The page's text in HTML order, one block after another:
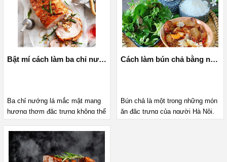
cũng bị “nghiện”. Hãy cùng vào
bếp với Mediamart để học cách
làm món trứng gà nướng bằng
nồi chiên không dầu sau đây:
món gà nướng mật ong. Bài viết
dưới đây của MediaMart sẽ
hướng dẫn bạn cách làm gà
nướng mật ong bằng nồi chiên
không dầu thơm ngon để chiêu
đãi cả nhà.
Bật mí cách làm ba chỉ nướng lá mắc mật giòn rụm siêu ngon, hấp dẫn
Ba chỉ nướng lá mắc mật mang
hương thơm đặc trưng không thể
sẽ không còn phải ra ngoài hàng
thưởng thức món thịt nướng này
bởi MediaMart sẽ chia sẻ bạn
Cách làm bún chả bằng nồi chiên không dầu đúng chuẩn vị Hà Nội
Bún chả là một trong những món
ăn đặc trưng của người Hà Nội.